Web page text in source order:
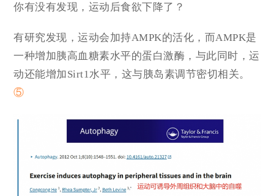
你有没有发现，运动后食欲下降了？
有研究发现，运动会加持AMPK的活化，而AMPK是
一种增加胰高血糖素水平的蛋白激酶，与此同时，运
动还能增加Sirt1水平，这与胰岛素调节密切相关。
⑤